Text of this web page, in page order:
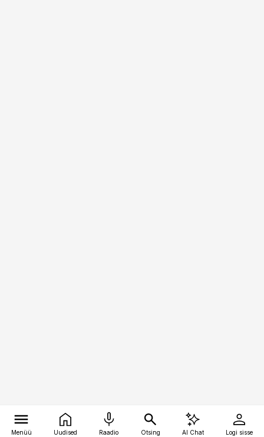
Menüü Uudised Raadio Otsing AI Chat Logi sisse